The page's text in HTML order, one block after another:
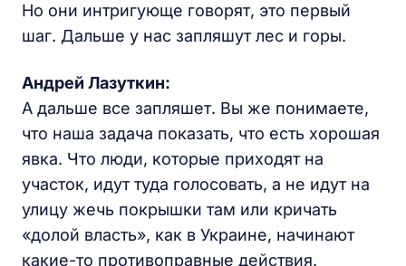
Но они интригующе говорят, это первый
шаг. Дальше у нас запляшут лес и горы.
Андрей Лазуткин:
А дальше все запляшет. Вы же понимаете,
что наша задача показать, что есть хорошая
явка. Что люди, которые приходят на
участок, идут туда голосовать, а не идут на
улицу жечь покрышки там или кричать
«долой власть», как в Украине, начинают
какие-то противоправные действия.